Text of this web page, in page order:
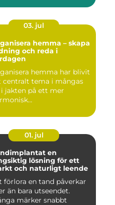
03. jul
hemma – skapa
och reda i
hemma har blivit
centralt tema i mångas
jakten på ett mer
01. jul
en
lösning för ett
och naturligt leende
förlora en tand påverkar
än bara utseendet.
märker snabbt